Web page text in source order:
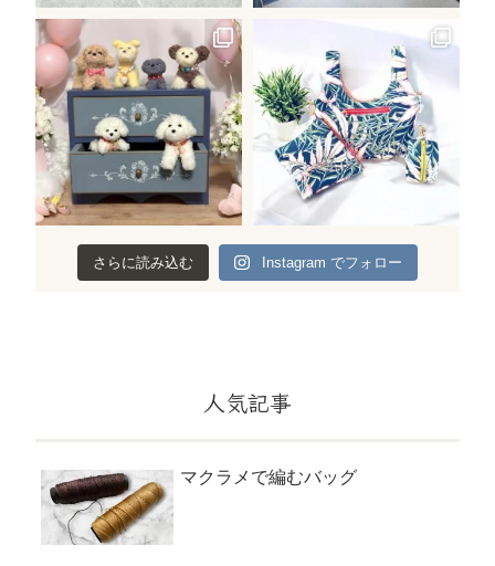
さらに読み込む Instagram でフォロー
人気記事
マクラメで編むバッグ